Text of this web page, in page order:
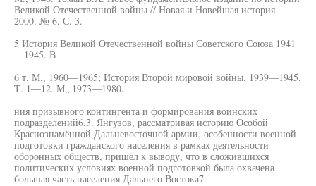
Великой Отечественной войны // Новая и Новейшая история.
2000. № 6. С. 3.
5 История Великой Отечественной войны Советского Союза 1941
—1945. В
6 т. М., 1960—1965; История Второй мировой войны. 1939—1945.
Т. 1—12. М„ 1973—1980.
ния призывного контингента и формирования воинских
подразделений6.3. Янгузов, рассматривая историю Особой
Краснознамённой Дальневосточной армии, особенности военной
подготовки гражданского населения в рамках деятельности
оборонных обществ, пришёл к выводу, что в сложившихся
политических условиях военной подготовкой была охвачена
большая часть населения Дальнего Востока7.